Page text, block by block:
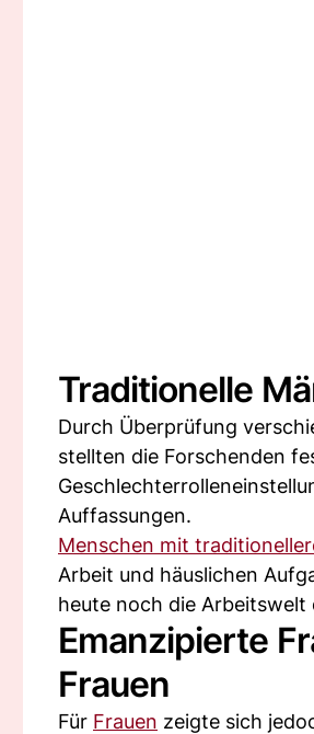
Traditionelle
Durch Überprüfung
stellten die Forschenden
Auffassungen.
Menschen mit
Arbeit und häuslichen
heute noch die
Emanzipierte
Frauen
Für Frauen zeigte sich